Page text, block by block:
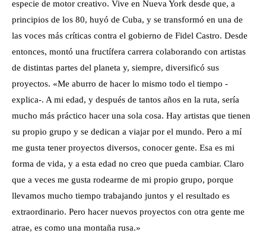
especie de motor creativo. Vive en Nueva York desde que, a
principios de los 80, huyó de Cuba, y se transformó en una de
las voces más críticas contra el gobierno de Fidel Castro. Desde
entonces, montó una fructífera carrera colaborando con artistas
de distintas partes del planeta y, siempre, diversificó sus
proyectos. «Me aburro de hacer lo mismo todo el tiempo -
explica-. A mi edad, y después de tantos años en la ruta, sería
mucho más práctico hacer una sola cosa. Hay artistas que tienen
su propio grupo y se dedican a viajar por el mundo. Pero a mí
me gusta tener proyectos diversos, conocer gente. Esa es mi
forma de vida, y a esta edad no creo que pueda cambiar. Claro
que a veces me gusta rodearme de mi propio grupo, porque
llevamos mucho tiempo trabajando juntos y el resultado es
extraordinario. Pero hacer nuevos proyectos con otra gente me
atrae, es como una montaña rusa.»